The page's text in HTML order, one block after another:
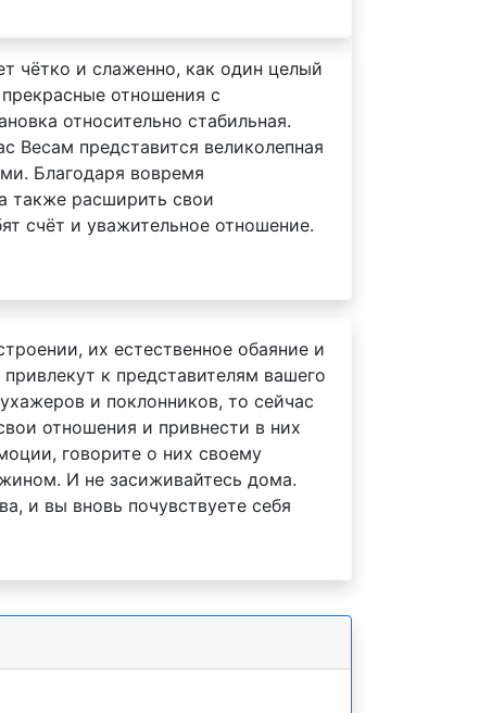
чётко и слаженно, как один целый
отношения с
относительно стабильная.
Весам представится великолепная
Благодаря вовремя
также расширить свои
счёт и уважительное отношение.
их естественное обаяние и
к представителям вашего
и поклонников, то сейчас
отношения и привнести в них
говорите о них своему
И не засиживайтесь дома.
и вы вновь почувствуете себя